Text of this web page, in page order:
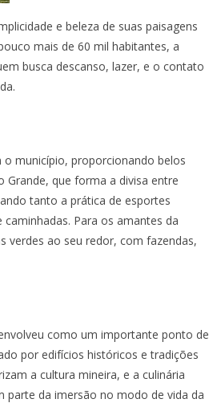
e beleza de suas paisagens
mais de 60 mil habitantes, a
busca descanso, lazer, e o contato
município, proporcionando belos
Grande, que forma a divisa entre
tanto a prática de esportes
Para os amantes da
verdes ao seu redor, com fazendas,
como um importante ponto de
por edifícios históricos e tradições
a cultura mineira, e a culinária
da imersão no modo de vida da